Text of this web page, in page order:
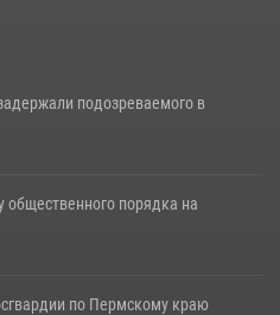
подозреваемого в
общественного порядка на
по Пермскому краю